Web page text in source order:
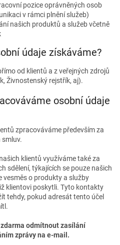
pozice oprávněných osob
v rámci plnění služeb)
našich produktů a služeb včetně
údaje získáváme?
od klientů a z veřejných zdrojů
Živnostenský rejstřík, aj).
osobní údaje
zpracováváme především za
smluv.
klientů využíváme také za
sdělení, týkajících se pouze našich
vesměs o produkty a služby
klientovi poskytli. Tyto kontakty
tehdy, pokud adresát tento účel
odmítnout zasílání
zprávy na e-mail.